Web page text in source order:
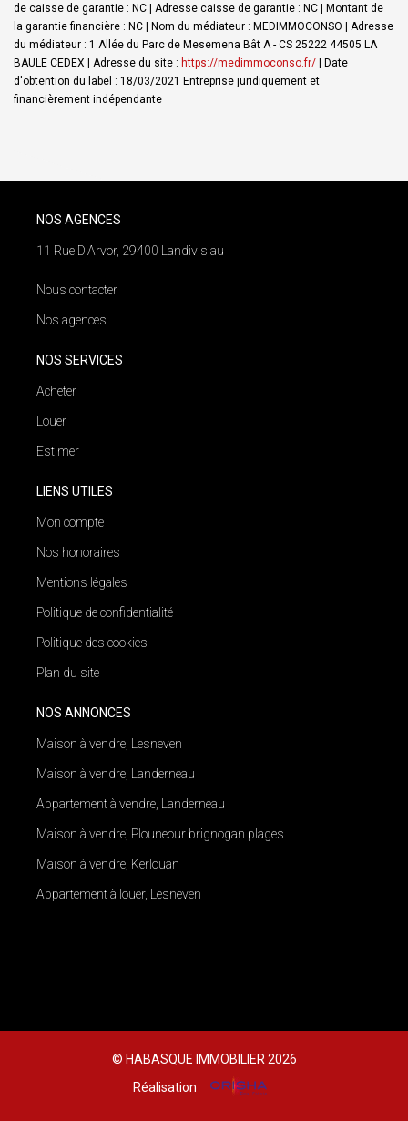
de caisse de garantie : NC | Adresse caisse de garantie : NC | Montant de
la garantie financière : NC | Nom du médiateur : MEDIMMOCONSO | Adresse
du médiateur : 1 Allée du Parc de Mesemena Bât A - CS 25222 44505 LA
BAULE CEDEX | Adresse du site : https://medimmoconso.fr/ | Date
d'obtention du label : 18/03/2021 Entreprise juridiquement et
financièrement indépendante
NOS AGENCES
11 Rue D'Arvor, 29400 Landivisiau
Nous contacter
Nos agences
NOS SERVICES
Acheter
Louer
Estimer
LIENS UTILES
Mon compte
Nos honoraires
Mentions légales
Politique de confidentialité
Politique des cookies
Plan du site
NOS ANNONCES
Maison à vendre, Lesneven
Maison à vendre, Landerneau
Appartement à vendre, Landerneau
Maison à vendre, Plouneour brignogan plages
Maison à vendre, Kerlouan
Appartement à louer, Lesneven
© HABASQUE IMMOBILIER 2026
Réalisation